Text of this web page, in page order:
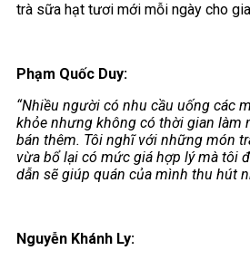
trà sữa hạt tươi mới mỗi ngày cho
Phạm Quốc Duy:
“Nhiều người có nhu cầu uống các
khỏe nhưng không có thời gian làm
bán thêm. Tôi nghĩ với những món
vừa bổ lại có mức giá hợp lý mà tôi
dẫn sẽ giúp quán của mình thu hút
Nguyễn Khánh Ly: